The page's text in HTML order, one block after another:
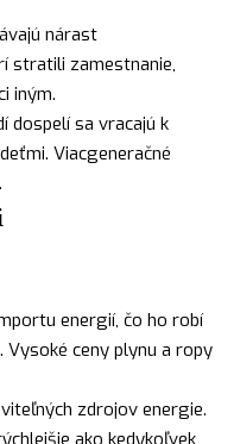
nárast
stratili zamestnanie,
iným.
dospelí sa vracajú k
Viacgeneračné
energií, čo ho robí
ceny plynu a ropy
zdrojov energie.